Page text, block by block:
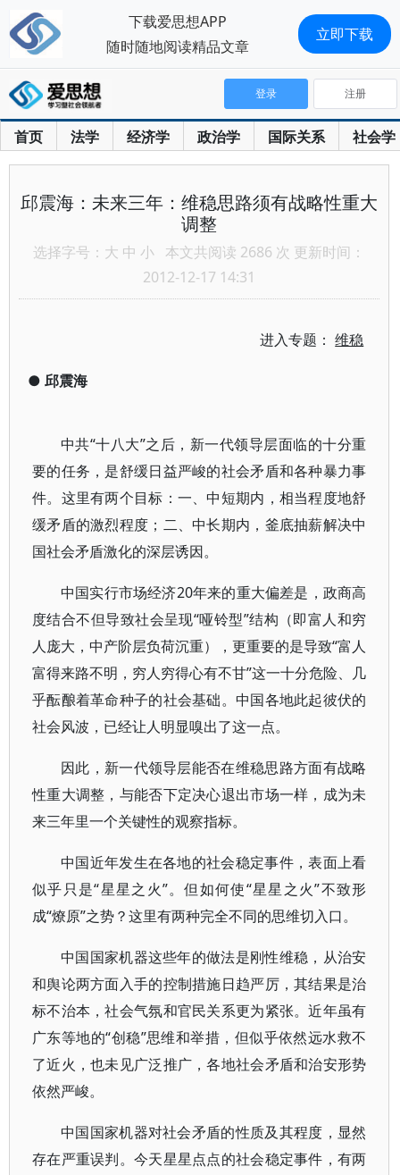
首页 法学 经济学 政治学 国际关系 社会学
登录 注册
邱震海：未来三年：维稳思路须有战略性重大
调整
选择字号： 大 中 小 本文共阅读 2686 次 更新时间：
2012-12-17 14:31
进入专题：维稳
● 邱震海
中共“十八大”之后，新一代领导层面临的十分重
要的任务，是舒缓日益严峻的社会矛盾和各种暴力事
件。这里有两个目标：一、中短期内，相当程度地舒
缓矛盾的激烈程度；二、中长期内，釜底抽薪解决中
国社会矛盾激化的深层诱因。
中国实行市场经济20年来的重大偏差是，政商高
度结合不但导致社会呈现“哑铃型”结构（即富人和穷
人庞大，中产阶层负荷沉重），更重要的是导致“富人
富得来路不明，穷人穷得心有不甘”这一十分危险、几
乎酝酿着革命种子的社会基础。中国各地此起彼伏的
社会风波，已经让人明显嗅出了这一点。
因此，新一代领导层能否在维稳思路方面有战略
性重大调整，与能否下定决心退出市场一样，成为未
来三年里一个关键性的观察指标。
中国近年发生在各地的社会稳定事件，表面上看
似乎只是“星星之火”。但如何使“星星之火”不致形
成“燎原”之势？这里有两种完全不同的思维切入口。
中国国家机器这些年的做法是刚性维稳，从治安
和舆论两方面入手的控制措施日趋严厉，其结果是治
标不治本，社会气氛和官民关系更为紧张。近年虽有
广东等地的“创稳”思维和举措，但似乎依然远水救不
了近火，也未见广泛推广，各地社会矛盾和治安形势
依然严峻。
中国国家机器对社会矛盾的性质及其程度，显然
存在严重误判。今天星星点点的社会稳定事件，有两
下载爱思想APP
随时随地阅读精品文章
立即下载